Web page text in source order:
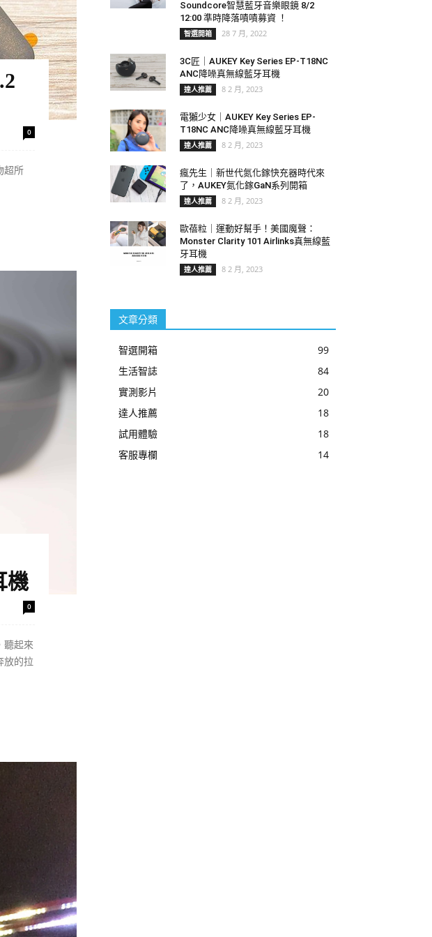
0
超所
機
0
聽起來
放的拉
Soundcore智慧藍牙音樂眼鏡 8/2
12:00 準時降落嘖嘖募資 ！
智選開箱 28 7 月, 2022
3C匠｜AUKEY Key Series EP-T18NC
ANC降噪真無線藍牙耳機
達人推薦 8 2 月, 2023
電獺少女｜AUKEY Key Series EP-
T18NC ANC降噪真無線藍牙耳機
達人推薦 8 2 月, 2023
瘋先生｜新世代氮化鎵快充器時代來
了，AUKEY氮化鎵GaN系列開箱
達人推薦 8 2 月, 2023
歐蓓粒｜運動好幫手！美國魔聲：
Monster Clarity 101 Airlinks真無線藍
牙耳機
達人推薦 8 2 月, 2023
文章分類
智選開箱
99
生活智誌
84
實測影片
20
達人推薦
18
試用體驗
18
客服專欄
14